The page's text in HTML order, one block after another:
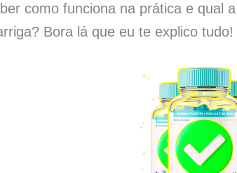
como funciona na prática e qual
Bora lá que eu te explico tudo!